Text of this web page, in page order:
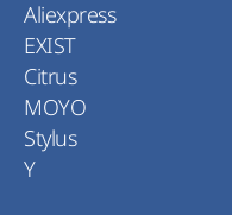
Aliexpress
EXIST
Citrus
MOYO
Stylus
Y